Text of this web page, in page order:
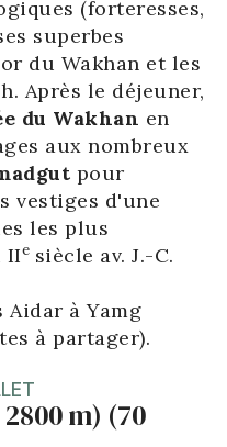
(forteresses,
superbes
du Wakhan et les
Après le déjeuner,
du Wakhan en
aux nombreux
pour
vestiges d'une
les plus
IIe siècle av. J.-C.
à Yamg
à partager).
m) (70